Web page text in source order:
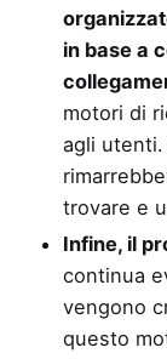
in base a
motori di
agli
trovare e
Infine, il
continua
vengono
questo